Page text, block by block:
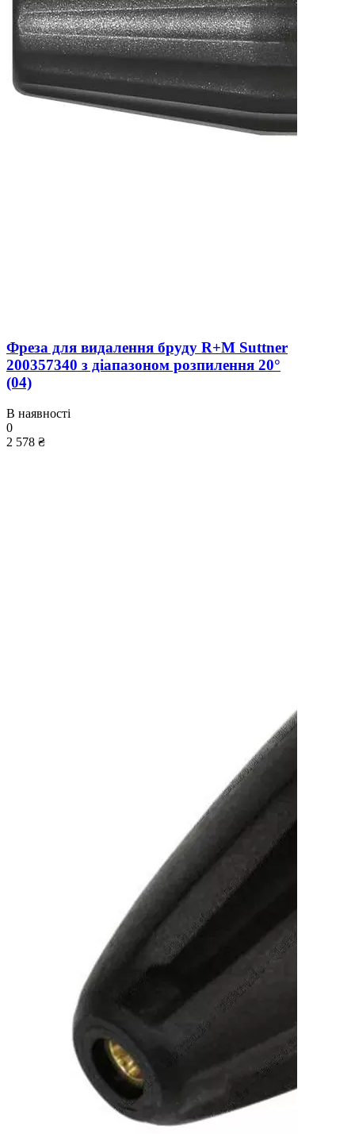
Фреза для видалення бруду R+M Suttner
200357340 з діапазоном розпилення 20°
(04)
В наявності
0
2 578 ₴